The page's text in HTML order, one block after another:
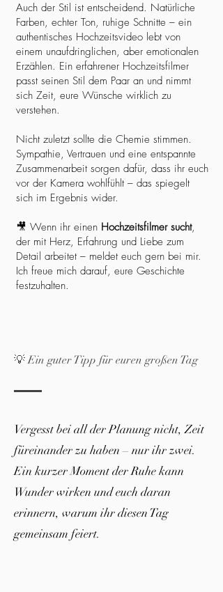
Auch der Stil ist entscheidend. Natürliche
Farben, echter Ton, ruhige Schnitte – ein
authentisches Hochzeitsvideo lebt von
einem unaufdringlichen, aber emotionalen
Erzählen. Ein erfahrener Hochzeitsfilmer
passt seinen Stil dem Paar an und nimmt
sich Zeit, eure Wünsche wirklich zu
verstehen.
Nicht zuletzt sollte die Chemie stimmen.
Sympathie, Vertrauen und eine entspannte
Zusammenarbeit sorgen dafür, dass ihr euch
vor der Kamera wohlfühlt – das spiegelt
sich im Ergebnis wider.
🎥 Wenn ihr einen Hochzeitsfilmer sucht,
der mit Herz, Erfahrung und Liebe zum
Detail arbeitet – meldet euch gern bei mir.
Ich freue mich darauf, eure Geschichte
festzuhalten.
💡 Ein guter Tipp für euren großen Tag
Vergesst bei all der Planung nicht, Zeit
füreinander zu haben – nur ihr zwei.
Ein kurzer Moment der Ruhe kann
Wunder wirken und euch daran
erinnern, warum ihr diesen Tag
gemeinsam feiert.